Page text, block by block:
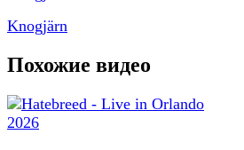
Knogjärn
Похожие видео